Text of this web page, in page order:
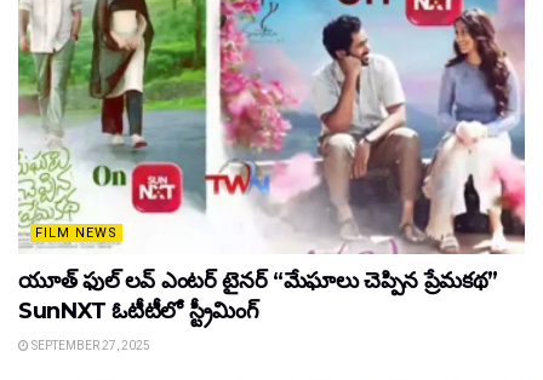
FILM NEWS
యూత్ ఫుల్ లవ్ ఎంటర్ టైనర్ “మేఘాలు చెప్పిన ప్రేమకథ”
SunNXT ఓటీటీలో స్ట్రీమింగ్
SEPTEMBER 27, 2025